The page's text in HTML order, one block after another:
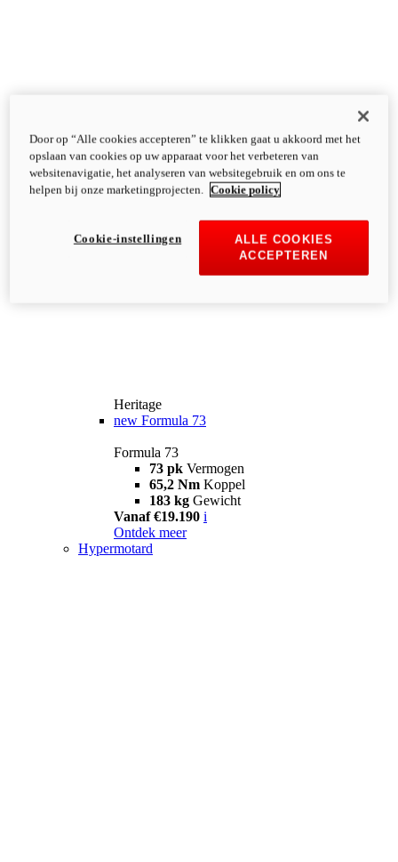
Heritage
new Formula 73
Formula 73
73 pk Vermogen
65,2 Nm Koppel
183 kg Gewicht
Vanaf €19.190 i
Ontdek meer
Hypermotard
Door op “Alle cookies accepteren” te klikken gaat u akkoord met het
opslaan van cookies op uw apparaat voor het verbeteren van
websitenavigatie, het analyseren van websitegebruik en om ons te
helpen bij onze marketingprojecten.
Cookie policy
ALLE COOKIES
ACCEPTEREN
Cookie-instellingen